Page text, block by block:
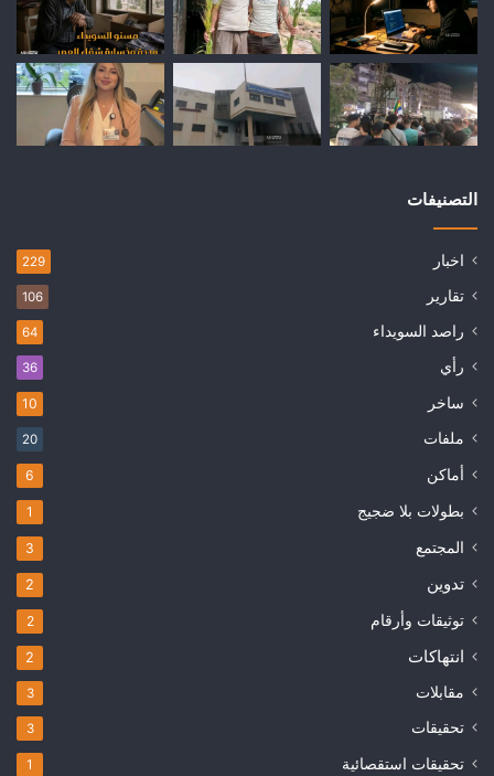
التصنيفات
اخبار 229
تقارير 106
راصد السويداء 64
رأي 36
ساخر 10
ملفات 20
أماكن 6
بطولات بلا ضجيج 1
المجتمع 3
تدوين 2
توثيقات وأرقام 2
انتهاكات 2
مقابلات 3
تحقيقات 3
تحقيقات استقصائية 1